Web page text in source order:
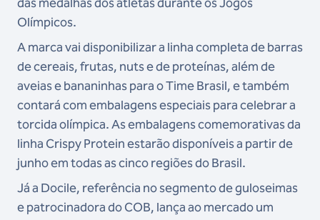
Olímpicos.
A marca vai disponibilizar a linha completa de barras
de cereais, frutas, nuts e de proteínas, além de
aveias e bananinhas para o Time Brasil, e também
contará com embalagens especiais para celebrar a
torcida olímpica. As embalagens comemorativas da
linha Crispy Protein estarão disponíveis a partir de
junho em todas as cinco regiões do Brasil.
Já a Docile, referência no segmento de guloseimas
e patrocinadora do COB, lança ao mercado um